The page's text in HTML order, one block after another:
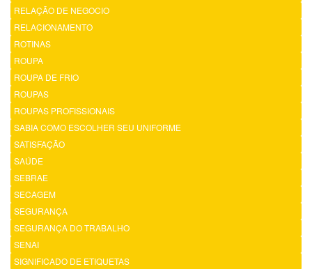
RELAÇÃO DE NEGOCIO
RELACIONAMENTO
ROTINAS
ROUPA
ROUPA DE FRIO
ROUPAS
ROUPAS PROFISSIONAIS
SABIA COMO ESCOLHER SEU UNIFORME
SATISFAÇÃO
SAÚDE
SEBRAE
SECAGEM
SEGURANÇA
SEGURANÇA DO TRABALHO
SENAI
SIGNIFICADO DE ETIQUETAS